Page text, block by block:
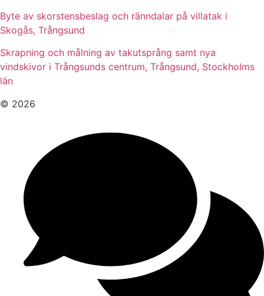
Byte av skorstensbeslag och ränndalar på villatak i
Skogås, Trångsund
Skrapning och målning av takutsprång samt nya
vindskivor i Trångsunds centrum, Trångsund, Stockholms
län
© 2026